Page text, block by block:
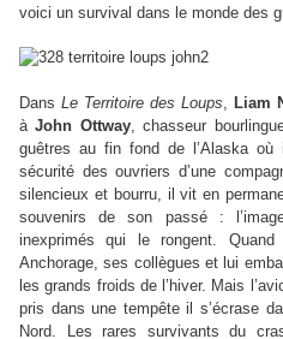
voici un survival dans le monde des
Dans Le Territoire des Loups, Liam
àJohn Ottway, chasseur
guêtres au fin fond de l’Alaska
sécurité des ouvriers d’une
silencieux et bourru, il vit en
souvenirs de son passé :
inexprimés qui le rongent.
Anchorage, ses collègues et lui
les grands froids de l’hiver. Mais
pris dans une tempête il s’écrase
Nord. Les rares survivants du